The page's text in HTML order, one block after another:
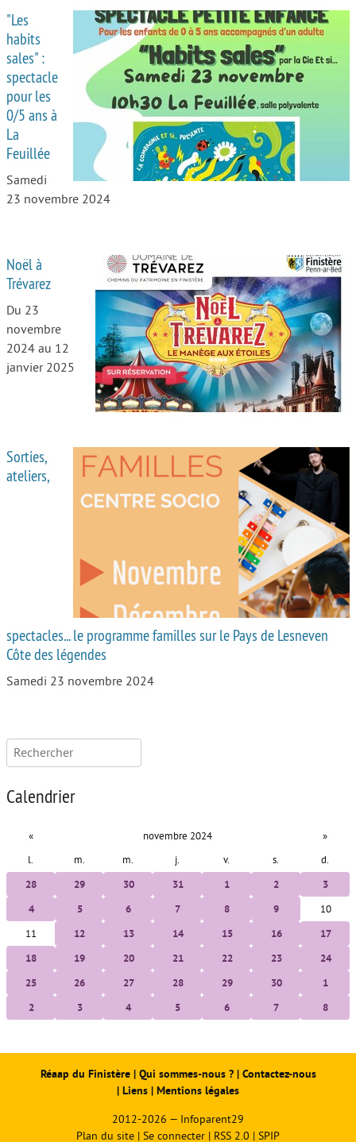
"Les
habits
sales" :
spectacle
pour les
0/5 ans à
La
Feuillée
Samedi
23 novembre 2024
Noël à
Trévarez
Du 23
novembre
2024 au 12
janvier 2025
Sorties,
ateliers,
spectacles... le programme familles sur le Pays de Lesneven
Côte des légendes
Samedi 23 novembre 2024
Rechercher :
Calendrier
« novembre 2024 »
l. m. m. j. v. s. d.
28 29 30 31 1 2 3
4 5 6 7 8 9 10
11 12 13 14 15 16 17
18 19 20 21 22 23 24
25 26 27 28 29 30 1
2 3 4 5 6 7 8
Réaap du Finistère| Qui sommes-nous ? | Contactez-nous
| Liens | Mentions légales
2012-2026 — Infoparent29
Plan du site | Se connecter | RSS 2.0 | SPIP